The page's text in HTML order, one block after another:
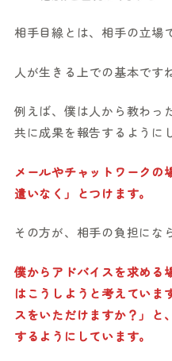
相手目線とは、相手の立場
人が生きる上での基本です
例えば、僕は人から教わっ
共に成果を報告するように
メールやチャットワークの
遣いなく」とつけます。
その方が、相手の負担にな
僕からアドバイスを求める
はこうしようと考えていま
スをいただけますか？」と
するようにしています。